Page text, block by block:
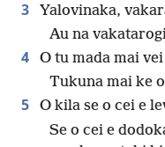
3
Yalovinaka,
Au na
4 O tu mada mai
Tukuna mai ke
5
O kila se o cei e
Se o cei e